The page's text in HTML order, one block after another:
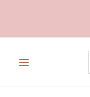
content